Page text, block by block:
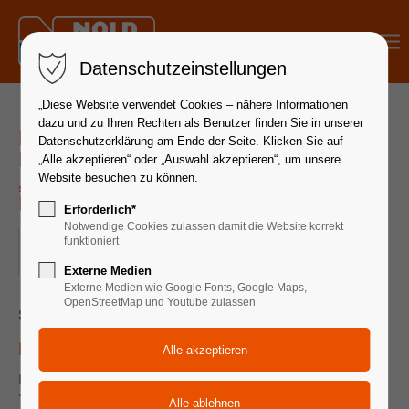
Hydraulik Befähigte Person
Hydraulikschlauchleitungen
„Auffrischungsseminar“ | 01.
Dezember 2023
01.12.2023, 08:30–13:00
ORT: 79312 EMMENDINGEN
Seminardauer 1/2 Tage
Pflicht-Fortbildung nach Betr.SichV
Das Regelwerk Technische Regeln für Betriebssicherheit
TRBS 1203 gibt vor, dass „Befähigte Personen“ ihre
Datenschutzeinstellungen
„Diese Website verwendet Cookies – nähere Informationen
dazu und zu Ihren Rechten als Benutzer finden Sie in unserer
Datenschutzerklärung am Ende der Seite. Klicken Sie auf
„Alle akzeptieren“ oder „Auswahl akzeptieren“, um unsere
Website besuchen zu können.
Erforderlich*
Notwendige Cookies zulassen damit die Website korrekt
funktioniert
Externe Medien
Externe Medien wie Google Fonts, Google Maps,
OpenStreetMap und Youtube zulassen